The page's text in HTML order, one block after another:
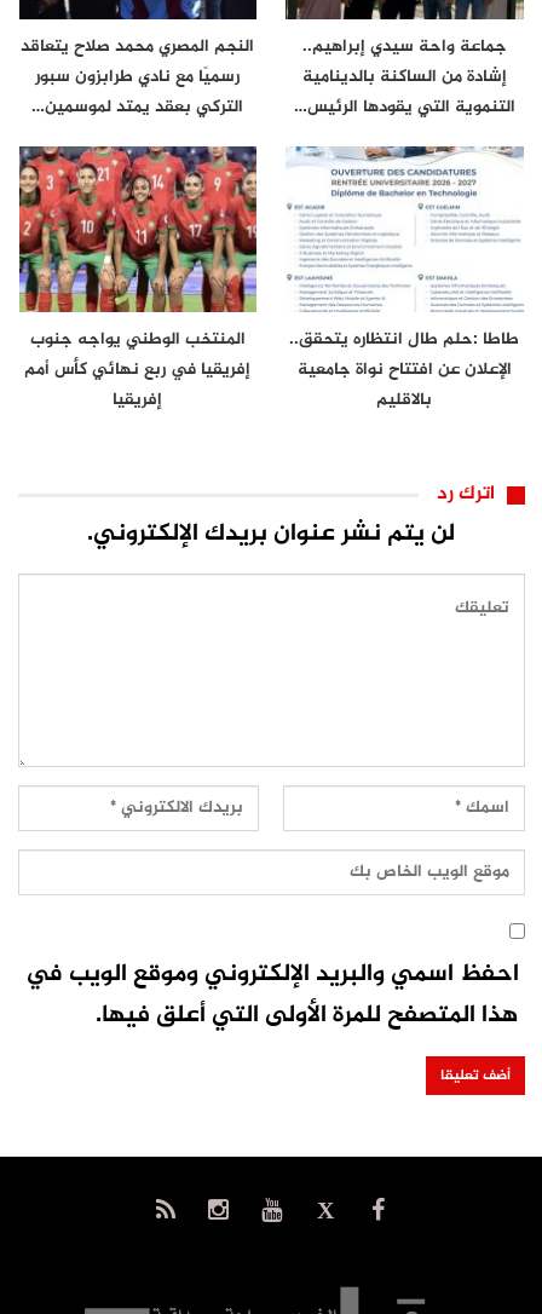
جماعة واحة سيدي إبراهيم..
إشادة من الساكنة بالدينامية
التنموية التي يقودها الرئيس…
النجم المصري محمد صلاح يتعاقد
رسميًا مع نادي طرابزون سبور
التركي بعقد يمتد لموسمين…
طاطا :حلم طال انتظاره يتحقق..
الإعلان عن افتتاح نواة جامعية
بالاقليم
المنتخب الوطني يواجه جنوب
إفريقيا في ربع نهائي كأس أمم
إفريقيا
اترك رد
لن يتم نشر عنوان بريدك الإلكتروني.
احفظ اسمي والبريد الإلكتروني وموقع الويب في
هذا المتصفح للمرة الأولى التي أعلق فيها.